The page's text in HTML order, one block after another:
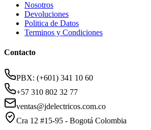
Nosotros
Devoluciones
Politica de Datos
Terminos y Condiciones
Contacto
PBX: (+601) 341 10 60
+57 310 802 32 77
ventas@jdelectricos.com.co
Cra 12 #15-95 - Bogotá Colombia